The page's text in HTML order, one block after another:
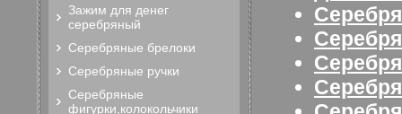
Зажим для денег
серебряный
Серебряные брелоки
Серебряные ручки
Серебряные
фигурки,колокольчики